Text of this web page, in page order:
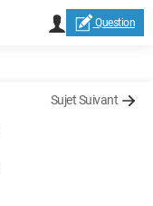
Question
Sujet Suivant